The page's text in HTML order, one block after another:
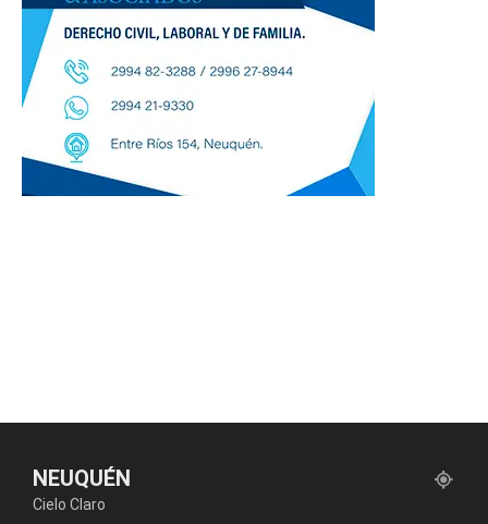
NEUQUÉN
Cielo Claro